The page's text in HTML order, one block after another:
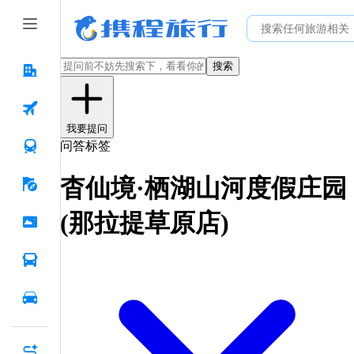
搜索
我要提问
问答标签
杳仙境·栖湖山河度假庄园
(那拉提草原店)